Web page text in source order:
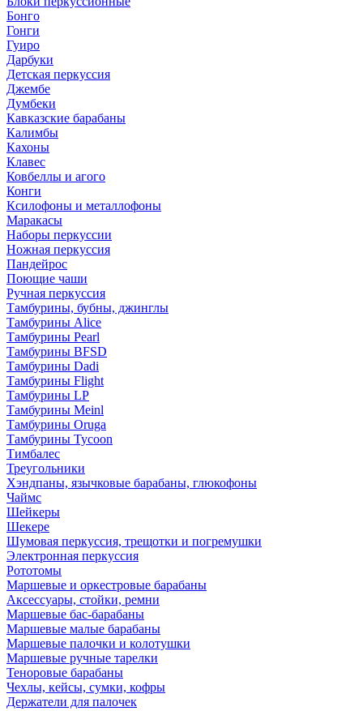
Бонго
Гонги
Гуиро
Дарбуки
Детская перкуссия
Джембе
Думбеки
Кавказские барабаны
Калимбы
Кахоны
Клавес
Ковбеллы и агого
Конги
Ксилофоны и металлофоны
Маракасы
Наборы перкуссии
Ножная перкуссия
Пандейрос
Поющие чаши
Ручная перкуссия
Тамбурины, бубны, джинглы
Тамбурины Alice
Тамбурины Pearl
Тамбурины BFSD
Тамбурины Dadi
Тамбурины Flight
Тамбурины LP
Тамбурины Meinl
Тамбурины Oruga
Тамбурины Tycoon
Тимбалес
Треугольники
Хэндпаны, язычковые барабаны, глюкофоны
Чаймс
Шейкеры
Шекере
Шумовая перкуссия, трещотки и погремушки
Электронная перкуссия
Рототомы
Маршевые и оркестровые барабаны
Аксессуары, стойки, ремни
Маршевые бас-барабаны
Маршевые малые барабаны
Маршевые палочки и колотушки
Маршевые ручные тарелки
Теноровые барабаны
Чехлы, кейсы, сумки, кофры
Держатели для палочек